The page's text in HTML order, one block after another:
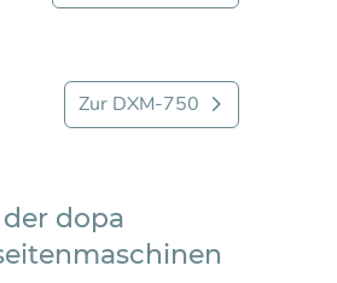
Zur DXM-750
dopa